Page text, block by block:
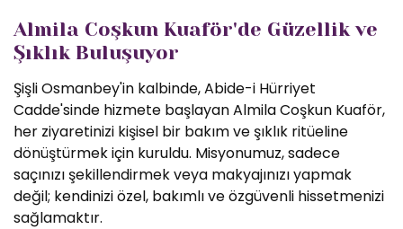
Almila Coşkun Kuaför'de Güzellik ve
Şıklık Buluşuyor
Şişli Osmanbey'in kalbinde, Abide-i Hürriyet
Cadde'sinde hizmete başlayan Almila Coşkun Kuaför,
her ziyaretinizi kişisel bir bakım ve şıklık ritüeline
dönüştürmek için kuruldu. Misyonumuz, sadece
saçınızı şekillendirmek veya makyajınızı yapmak
değil; kendinizi özel, bakımlı ve özgüvenli hissetmenizi
sağlamaktır.